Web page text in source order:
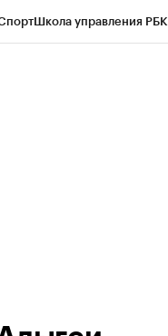
Школа управления РБК